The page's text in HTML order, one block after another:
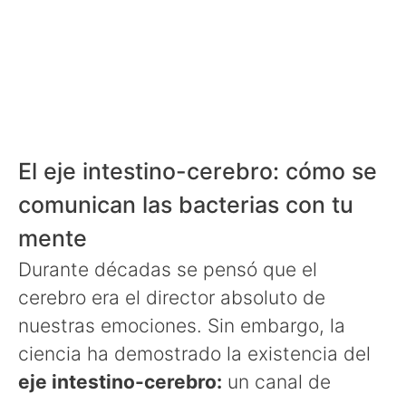
El eje intestino-cerebro: cómo se
comunican las bacterias con tu
mente
Durante décadas se pensó que el
cerebro era el director absoluto de
nuestras emociones. Sin embargo, la
ciencia ha demostrado la existencia del
eje intestino-cerebro: un canal de